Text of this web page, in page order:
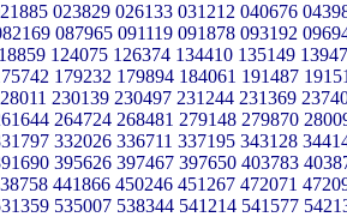
023829 026133 031212 040676
087965 091119 091878 093192
124075 126374 134410 135149
179232 179894 184061 191487
230139 230497 231244 231369
264724 268481 279148 279870
332026 336711 337195 343128
395626 397467 397650 403783
441866 450246 451267 472071
535007 538344 541214 541577